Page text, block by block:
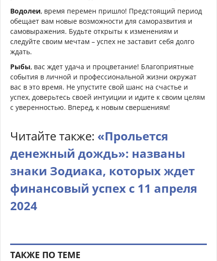
Водолеи, время перемен пришло! Предстоящий период
обещает вам новые возможности для саморазвития и
самовыражения. Будьте открыты к изменениям и
следуйте своим мечтам – успех не заставит себя долго
ждать.
Рыбы, вас ждет удача и процветание! Благоприятные
события в личной и профессиональной жизни окружат
вас в это время. Не упустите свой шанс на счастье и
успех, доверьтесь своей интуиции и идите к своим целям
с уверенностью. Вперед, к новым свершениям!
Читайте также: «Прольется
денежный дождь»: названы
знаки Зодиака, которых ждет
финансовый успех с 11 апреля
2024
ТАКЖЕ ПО ТЕМЕ